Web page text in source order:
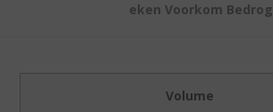
eken Voorkom Bedrog
Volume